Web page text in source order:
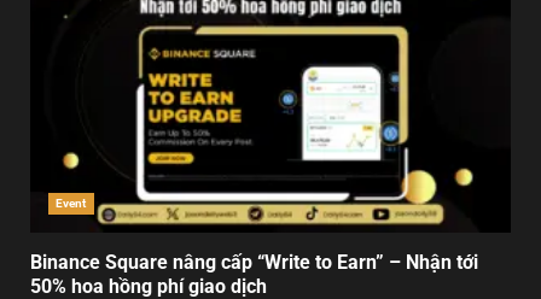
Event
Binance Square nâng cấp “Write to Earn” – Nhận tới
50% hoa hồng phí giao dịch